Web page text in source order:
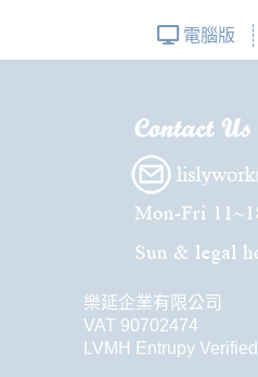
電腦版
樂延企業有限公司
VAT 90702474
LVMH Entrupy